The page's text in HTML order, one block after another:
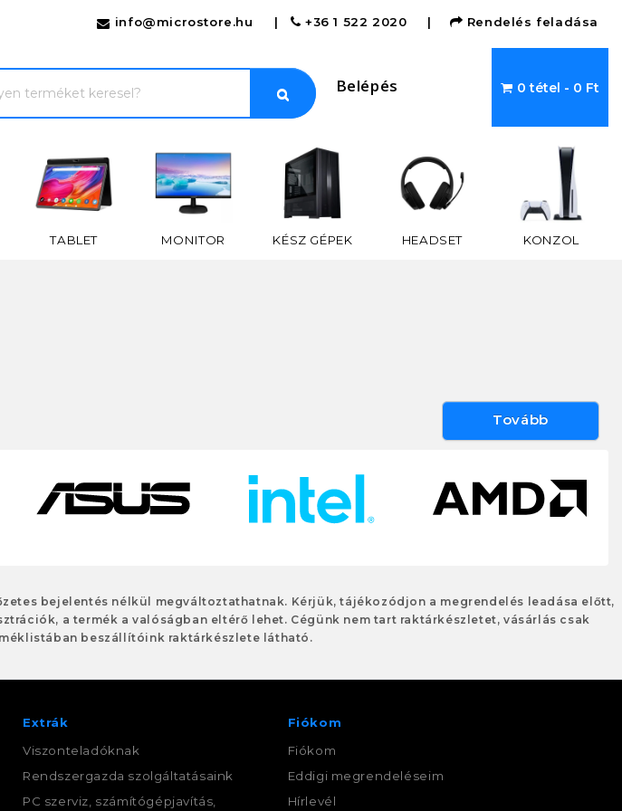
info@microstore.hu | +36 1 522 2020 | Rendelés feladása
Belépés 0 tétel - 0 Ft
TABLET MONITOR KÉSZ GÉPEK HEADSET KONZOL
Tovább
bejelentés nélkül megváltoztathatnak. Kérjük, tájékozódjon a megrendelés leadása előtt,
a termék a valóságban eltérő lehet. Cégünk nem tart raktárkészletet, vásárlás csak
beszállítóink raktárkészlete látható.
Extrák
Viszonteladóknak
Rendszergazda szolgáltatásaink
PC szerviz, számítógépjavítás,
Fiókom
Fiókom
Eddigi megrendeléseim
Hírlevél